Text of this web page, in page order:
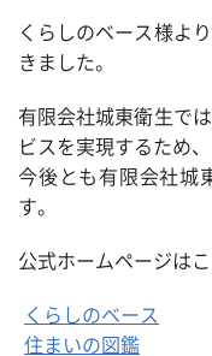
くらしのベース様よ
きました。
有限会社城東衛生で
ビスを実現するため
今後とも有限会社城
す。
公式ホームページは
くらしのベース
住まいの図鑑